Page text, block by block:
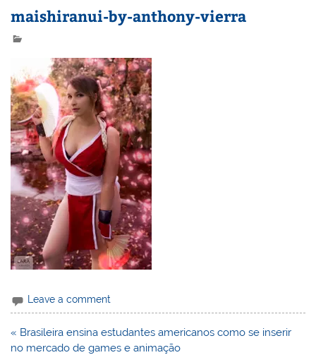
maishiranui-by-anthony-vierra
Leave a comment
Navegação
de
« Brasileira ensina estudantes americanos como se inserir
no mercado de games e animação